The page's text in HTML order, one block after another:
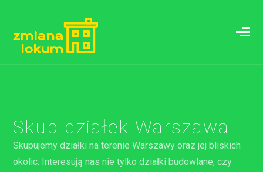
Skup działek Warszawa
Skupujemy działki na terenie Warszawy oraz jej bliskich
okolic. Interesują nas nie tylko działki budowlane, czy